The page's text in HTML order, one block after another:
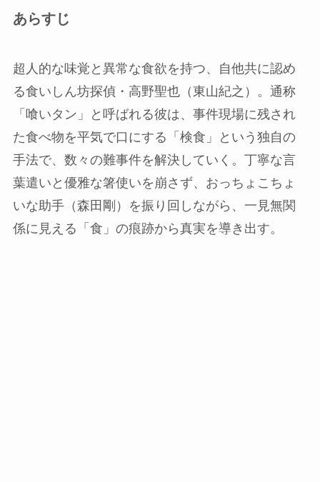
あらすじ
超人的な味覚と異常な食欲を持つ、自他共に認め
る食いしん坊探偵・高野聖也（東山紀之）。通称
「喰いタン」と呼ばれる彼は、事件現場に残され
た食べ物を平気で口にする「検食」という独自の
手法で、数々の難事件を解決していく。丁寧な言
葉遣いと優雅な箸使いを崩さず、おっちょこちょ
いな助手（森田剛）を振り回しながら、一見無関
係に見える「食」の痕跡から真実を導き出す。